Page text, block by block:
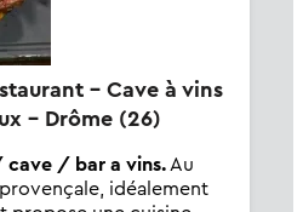
- Drôme (26)
/ bar a vins.Au
idéalement